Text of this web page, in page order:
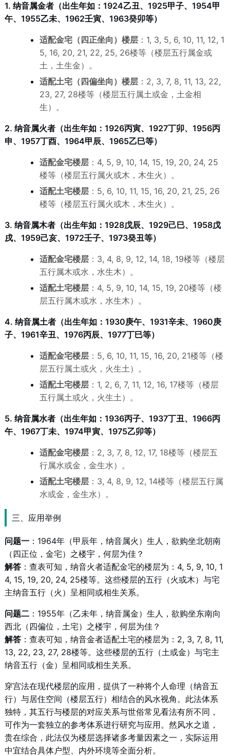
1. 纳音属金者（出生年如：1924乙丑、1925甲子、1954甲
午、1955乙未、1962壬寅、1963癸卯等）
适配金宅（四正坐向）楼层：1, 3, 5, 6, 10, 11, 12, 1
5, 16, 20, 21, 22, 25, 26楼等（楼层五行属金或
土，土生金）。
适配土宅（四偏坐向）楼层：2, 3, 7, 8, 11, 13, 22,
23, 27, 28楼等（楼层五行属土或金，土金相
生）。
2. 纳音属火者（出生年如：1926丙寅、1927丁卯、1956丙
申、1957丁酉、1964甲辰、1965乙巳等）
适配金宅楼层：4, 5, 9, 10, 14, 15, 19, 20, 24, 25
楼等（楼层五行属火或木，木生火）。
适配土宅楼层：5, 6, 10, 11, 15, 16, 20, 21, 25, 26
楼等（楼层五行属火或木，木生火）。
3. 纳音属木者（出生年如：1928戊辰、1929己巳、1958戊
戌、1959己亥、1972壬子、1973癸丑等）
适配金宅楼层：3, 4, 8, 9, 12, 14, 18, 19楼等（楼层
五行属木或水，水生木）。
适配土宅楼层：4, 5, 9, 10, 14, 15, 19, 20楼等（楼
层五行属木或水，水生木）。
4. 纳音属土者（出生年如：1930庚午、1931辛未、1960庚
子、1961辛丑、1976丙辰、1977丁巳等）
适配金宅楼层：5, 6, 10, 11, 15, 16, 20, 21楼等（楼
层五行属土或火，火生土）。
适配土宅楼层：1, 2, 6, 7, 11, 12, 16, 17楼等（楼层
五行属土或火，火生土）。
5. 纳音属水者（出生年如：1936丙子、1937丁丑、1966丙
午、1967丁未、1974甲寅、1975乙卯等）
适配金宅楼层：2, 3, 7, 8, 12, 17, 18楼等（楼层五
行属水或金，金生水）。
适配土宅楼层：3, 4, 8, 9, 12, 14楼等（楼层五行属
水或金，金生水）。
三、应用举例
问题一：1964年（甲辰年，纳音属火）生人，欲购坐北朝南
（四正位，金宅）之楼宇，何层为佳？
解答：查表可知，纳音火者适配金宅的楼层为：4, 5, 9, 10, 1
4, 15, 19, 20, 24, 25楼等。这些楼层的五行（火或木）与宅
主纳音五行（火）呈相同或相生关系。
问题二：1955年（乙未年，纳音属金）生人，欲购坐东南向
西北（四偏位，土宅）之楼宇，何层为佳？
解答：查表可知，纳音金者适配土宅的楼层为：2, 3, 7, 8, 11,
13, 22, 23, 27, 28楼等。这些楼层的五行（土或金）与宅主
纳音五行（金）呈相同或相生关系。
穿宫法在现代楼层的应用，提供了一种将个人命理（纳音五
行）与居住空间（楼层五行）相结合的风水视角。此法体系
独特，其五行与楼层的对应关系与世俗常见看法有所不同，
可作为一套独立的参考体系进行研究与应用。然风水之道，
贵在综合，此法仅为楼层选择诸多考量因素之一，实际运用
中宜结合具体户型、内外环境等全面分析。